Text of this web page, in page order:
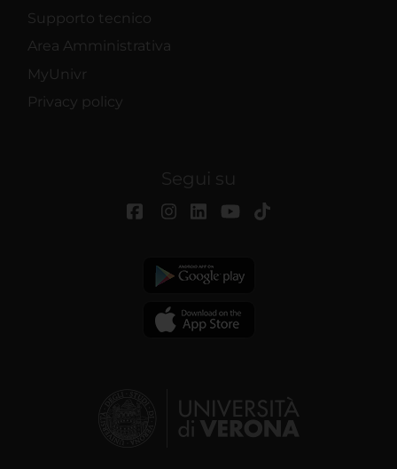
Supporto tecnico
Area Amministrativa
MyUnivr
Privacy policy
Segui su